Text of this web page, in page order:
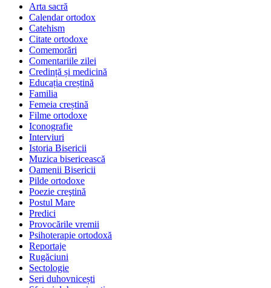
Arta sacră
Calendar ortodox
Catehism
Citate ortodoxe
Comemorări
Comentariile zilei
Credință și medicină
Educația creștină
Familia
Femeia creștină
Filme ortodoxe
Iconografie
Interviuri
Istoria Bisericii
Muzica bisericească
Oamenii Bisericii
Pilde ortodoxe
Poezie creştină
Postul Mare
Predici
Provocările vremii
Psihoterapie ortodoxă
Reportaje
Rugăciuni
Sectologie
Seri duhovnicești